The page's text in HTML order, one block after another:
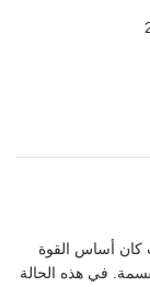
كان أساس القوة
في هذه الحالة